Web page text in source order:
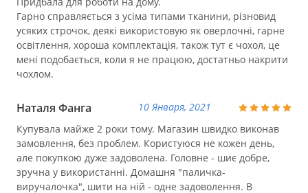
Гарно справляється з усіма типами тканини, різновид
усяких строчок, деякі використовую як оверлочні, гарне
освітлення, хороша комплектація, також тут є чохол, це
мені подобається, коли я не працюю, достатньо накрити
чохлом.
Наталя Фанга
10 Января, 2021
Купувала майже 2 роки тому. Магазин швидко виконав
замовлення, без проблем. Користуюся не кожен день,
але покупкою дуже задоволена. Головне - шиє добре,
зручна у використанні. Домашня "паличка-
виручалочка", шити на ній - одне задоволення. В